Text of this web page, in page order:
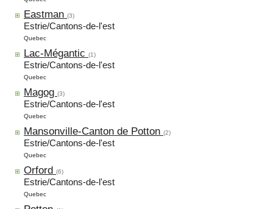
Eastman (3)
Estrie/Cantons-de-l'est
Quebec
Lac-Mégantic (1)
Estrie/Cantons-de-l'est
Quebec
Magog (3)
Estrie/Cantons-de-l'est
Quebec
Mansonville-Canton de Potton (2)
Estrie/Cantons-de-l'est
Quebec
Orford (6)
Estrie/Cantons-de-l'est
Quebec